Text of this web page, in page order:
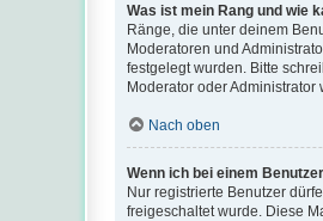
Was ist mein Rang und wie
Ränge, die unter deinem
Moderatoren und
festgelegt wurden. Bitte
Moderator oder
Nach oben
Wenn ich bei einem
Nur registrierte Benutzer
freigeschaltet wurde. Diese